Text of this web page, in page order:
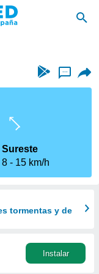
...
Sureste
8
15 km/h
tormentas y de
Instalar